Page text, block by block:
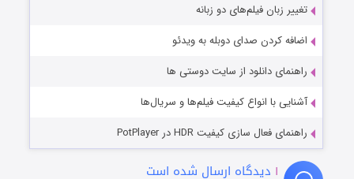
تغییر زبان فیلم‌های دو زبانه
اضافه کردن صدای دوبله به ویدئو
راهنمای دانلود از سایت دوستی ها
آشنایی با انواع کیفیت فیلم‌ها و سریال‌ها
راهنمای فعال سازی کیفیت HDR در PotPlayer
۱ دیدگاه ارسال شده است